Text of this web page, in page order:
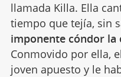
llamada Killa. Ella
tiempo que tejía, sin
imponente cóndor la
Conmovido por ella,
joven apuesto y le